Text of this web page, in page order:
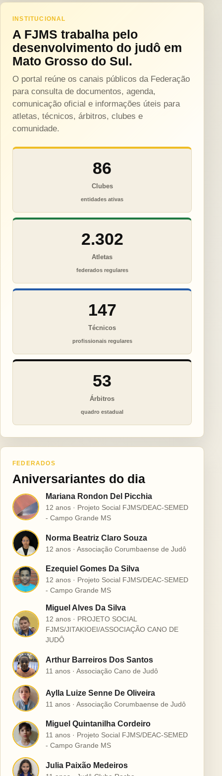
INSTITUCIONAL
A FJMS trabalha pelo
desenvolvimento do judô em
Mato Grosso do Sul.
O portal reúne os canais públicos da Federação
para consulta de documentos, agenda,
comunicação oficial e informações úteis para
atletas, técnicos, árbitros, clubes e
comunidade.
86
Clubes
entidades ativas
2.302
Atletas
federados regulares
147
Técnicos
profissionais regulares
53
Árbitros
quadro estadual
FEDERADOS
Aniversariantes do dia
M
Mariana Rondon Del Picchia
12 anos · Projeto Social FJMS/DEAC-SEMED
- Campo Grande MS
N Norma Beatriz Claro Souza
12 anos · Associação Corumbaense de Judô
E
Ezequiel Gomes Da Silva
12 anos · Projeto Social FJMS/DEAC-SEMED
- Campo Grande MS
M
Miguel Alves Da Silva
12 anos · PROJETO SOCIAL
FJMS/JITAKIOEI/ASSOCIAÇÃO CANO DE
JUDÔ
A Arthur Barreiros Dos Santos
11 anos · Associação Cano de Judô
A Aylla Luize Senne De Oliveira
11 anos · Associação Corumbaense de Judô
M
Miguel Quintanilha Cordeiro
11 anos · Projeto Social FJMS/DEAC-SEMED
- Campo Grande MS
J Julia Paixão Medeiros